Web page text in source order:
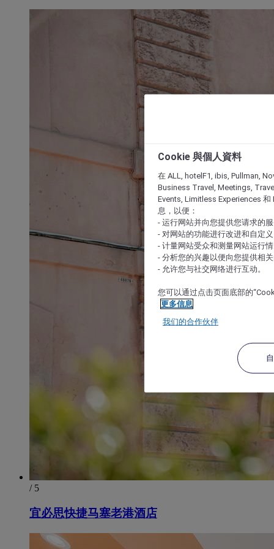
/ 5
宜必思快捷马塞老港酒店
Cookie 與個人資料
在 ALL, hotelF1, ibis, Pullman,
Business Travel, Meetings,
Events, Limitless Experiences 和
息，以便：
- 运行网站并向您提供您请求的
- 对网站的功能进行改进和自定义
- 计量网站受众和测量网站运行
- 分析您的兴趣以便向您提供相
- 允许您与社交网络进行互动。
您可以通过点击页面底部的
更多信息
我们的合作伙伴